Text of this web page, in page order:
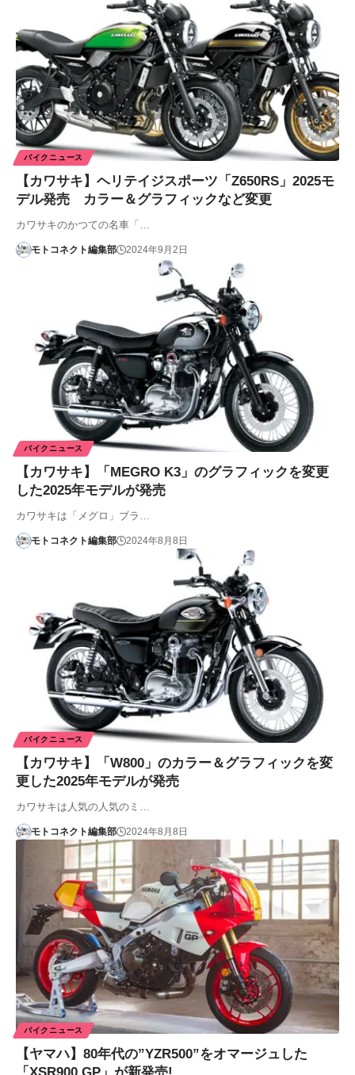
バイクニュース
【カワサキ】ヘリテイジスポーツ「Z650RS」2025モ
デル発売 カラー＆グラフィックなど変更
カワサキのかつての名車「…
モトコネクト編集部 2024年9月2日
バイクニュース
【カワサキ】「MEGRO K3」のグラフィックを変更
した2025年モデルが発売
カワサキは「メグロ」ブラ…
モトコネクト編集部 2024年8月8日
バイクニュース
【カワサキ】「W800」のカラー＆グラフィックを変
更した2025年モデルが発売
カワサキは人気の人気のミ…
モトコネクト編集部 2024年8月8日
バイクニュース
【ヤマハ】80年代の”YZR500”をオマージュした
「XSR900 GP」が新発売!